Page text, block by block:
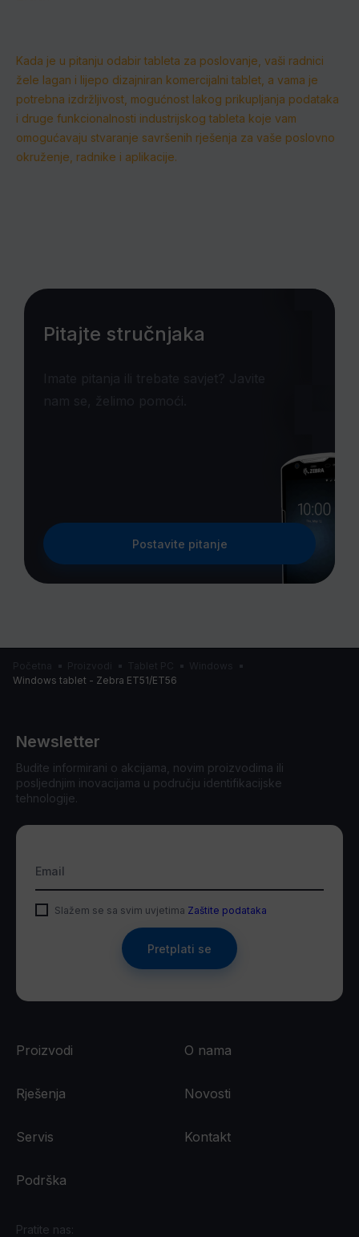
Kada je u pitanju odabir tableta za poslovanje, vaši radnici
žele lagan i lijepo dizajniran komercijalni tablet, a vama je
potrebna izdržljivost, mogućnost lakog prikupljanja podataka
i druge funkcionalnosti industrijskog tableta koje vam
omogućavaju stvaranje savršenih rješenja za vaše poslovno
okruženje, radnike i aplikacije.
Pitajte stručnjaka
Postavite pitanje
Windows tablet - Zebra ET51/ET56
Proizvodi
Rješenja
Servis
Podrška
O nama
Novosti
Kontakt
Pratite nas:
Newsletter
Budite informirani o akcijama, novim proizvodima ili
posljednjim inovacijama u području identifikacijske
tehnologije.
Email
Slažem se sa svim uvjetima Zaštite podataka
Pretplati se